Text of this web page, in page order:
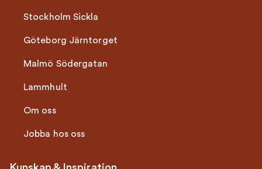
Stockholm Sickla
Göteborg Järntorget
Malmö Södergatan
Lammhult
Om oss
Jobba hos oss